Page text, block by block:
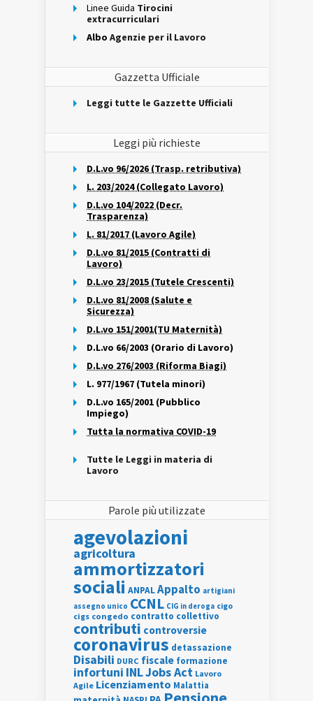
Linee Guida Tirocini
extracurriculari
Albo Agenzie per il Lavoro
Gazzetta Ufficiale
Leggi tutte le Gazzette Ufficiali
Leggi più richieste
D.L.vo 96/2026 (Trasp. retributiva)
L. 203/2024 (Collegato Lavoro)
D.L.vo 104/2022 (Decr.
Trasparenza)
L. 81/2017 (Lavoro Agile)
D.L.vo 81/2015 (Contratti di
Lavoro)
D.L.vo 23/2015 (Tutele Crescenti)
D.L.vo 81/2008 (Salute e
Sicurezza)
D.L.vo 151/2001(TU Maternità)
D.L.vo 66/2003 (Orario di Lavoro)
D.L.vo 276/2003 (Riforma Biagi)
L. 977/1967 (Tutela minori)
D.L.vo 165/2001 (Pubblico
Impiego)
Tutta la normativa COVID-19
Tutte le Leggi in materia di
Lavoro
Parole più utilizzate
agevolazioni
agricoltura
ammortizzatori
sociali ANPALAppalto artigiani
assegno unico CCNL CIG in deroga cigo
cigs congedo contratto collettivo
contributi controversie
coronavirus detassazione
Disabili DURC fiscale formazione
infortuni INLJobs Act Lavoro
Agile Licenziamento Malattia